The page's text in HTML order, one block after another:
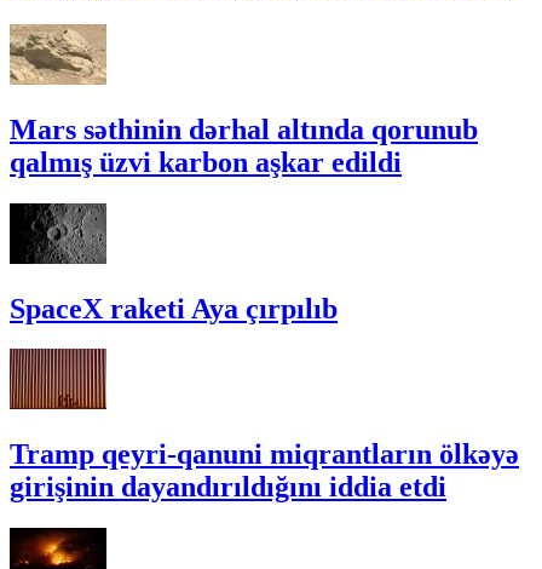
Mars səthinin dərhal altında qorunub
qalmış üzvi karbon aşkar edildi
SpaceX raketi Aya çırpılıb
Tramp qeyri-qanuni miqrantların ölkəyə
girişinin dayandırıldığını iddia etdi